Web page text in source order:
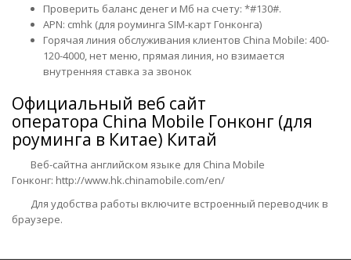
Проверить баланс денег и Мб на счету: *#130#.
APN: cmhk (для роуминга SIM-карт Гонконга)
Горячая линия обслуживания клиентов China Mobile: 400-
120-4000, нет меню, прямая линия, но взимается
внутренняя ставка за звонок
Официальный веб сайт
оператора China Mobile Гонконг (для
роуминга в Китае) Китай
Веб-сайтна английском языке для China Mobile
Гонконг: http://www.hk.chinamobile.com/en/
Для удобства работы включите встроенный переводчик в
браузере.